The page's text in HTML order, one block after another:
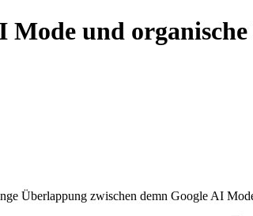
und
Überlappung zwischen demn Google AI